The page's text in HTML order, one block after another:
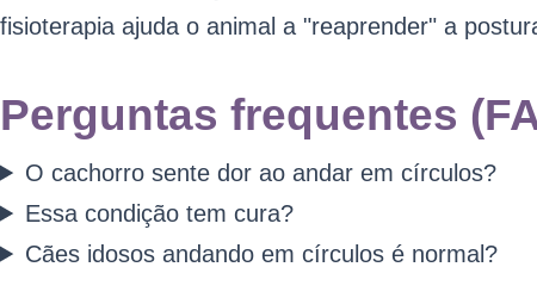
fisioterapia ajuda o animal a "reaprender" a
Perguntas frequentes
O cachorro sente dor ao andar em círculos?
Essa condição tem cura?
Cães idosos andando em círculos é normal?